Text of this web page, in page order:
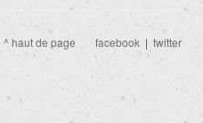
^ haut de page facebook | twitter